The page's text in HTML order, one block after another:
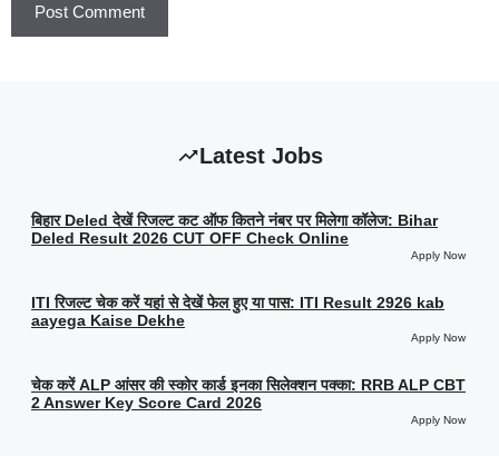
Latest Jobs
बिहार Deled देखें रिजल्ट कट ऑफ कितने नंबर पर मिलेगा कॉलेज: Bihar
Deled Result 2026 CUT OFF Check Online
Apply Now
ITI रिजल्ट चेक करें यहां से देखें फेल हुए या पास: ITI Result 2926 kab
aayega Kaise Dekhe
Apply Now
चेक करें ALP आंसर की स्कोर कार्ड इनका सिलेक्शन पक्का: RRB ALP CBT
2 Answer Key Score Card 2026
Apply Now